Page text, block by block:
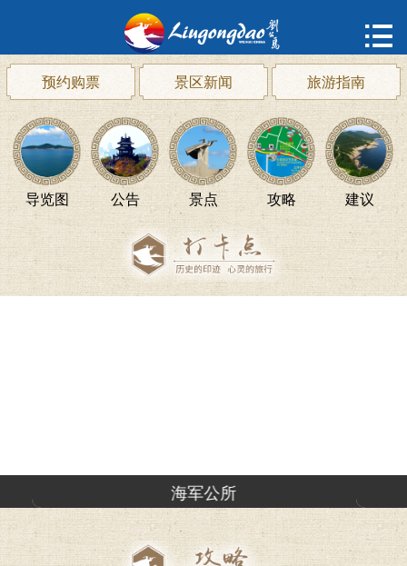
概况
动态

预约购票 景区新闻 旅游指南
导览图 公告 景点 攻略 建议
海军公所